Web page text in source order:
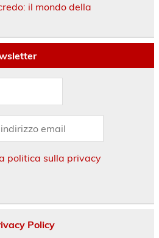
il mondo della
politica sulla privacy
Policy